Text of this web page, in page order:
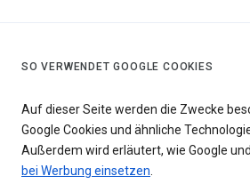
SO VERWENDET GOOGLE COOKIES
Auf dieser Seite werden die Zwecke
Google Cookies und ähnliche
Außerdem wird erläutert, wie Google
bei Werbung einsetzen.